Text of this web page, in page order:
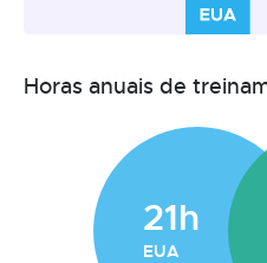
Horas anuais de
21h
EUA